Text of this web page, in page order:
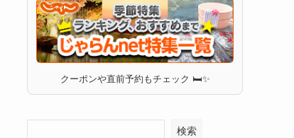
クーポンや直前予約もチェック 🛏✨
検索